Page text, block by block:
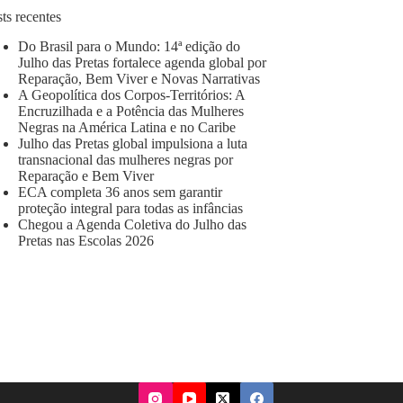
recentes
Do Brasil para o Mundo: 14ª edição do
Julho das Pretas fortalece agenda global por
Reparação, Bem Viver e Novas Narrativas
A Geopolítica dos Corpos-Territórios: A
Encruzilhada e a Potência das Mulheres
Negras na América Latina e no Caribe
Julho das Pretas global impulsiona a luta
transnacional das mulheres negras por
Reparação e Bem Viver
ECA completa 36 anos sem garantir
proteção integral para todas as infâncias
Chegou a Agenda Coletiva do Julho das
Pretas nas Escolas 2026